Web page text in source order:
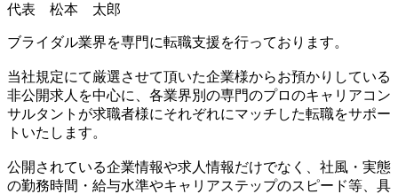
代表 松本 太郎
ブライダル業界を専門に転職支援を行っております。
当社規定にて厳選させて頂いた企業様からお預かりしている
非公開求人を中心に、各業界別の専門のプロのキャリアコン
サルタントが求職者様にそれぞれにマッチした転職をサポー
トいたします。
公開されている企業情報や求人情報だけでなく、社風・実態
の勤務時間・給与水準やキャリアステップのスピード等、具